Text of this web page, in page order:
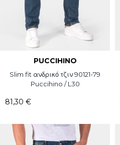
PUCCIHINO
Slim fit ανδρικό τζιν 90121-79
Puccihino / L30
81,30 €